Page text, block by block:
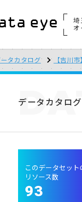
埼
タカタログ 【吉川
データカタログ
このデータセット
リソース数
93